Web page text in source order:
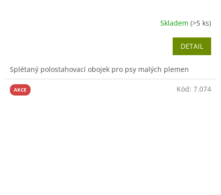
Skladem (>5 ks)
DETAIL
Splétaný polostahovací obojek pro psy malých plemen
AKCE Kód: 7.074